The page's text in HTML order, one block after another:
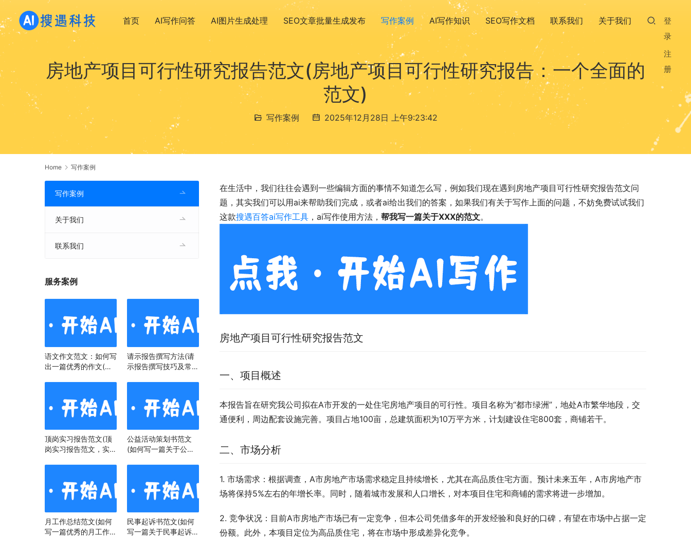
首页 AI写作问答 AI图片生成处理 SEO文章批量生成发布 写作案例 AI写作知识 SEO写作文档 联系我们 关于我们
登
录
注
册
房地产项目可行性研究报告范文(房地产项目可行性研究报告：一个全面的
范文)
写作案例 2025年12月28日 上午9:23:42
Home 写作案例
在生活中，我们往往会遇到一些编辑方面的事情不知道怎么写，例如我们现在遇到房地产项目可行性研究报告范文问
题，其实我们可以用ai来帮助我们完成，或者ai给出我们的答案，如果我们有关于写作上面的问题，不妨免费试试我们
这款搜遇百答ai写作工具 ，ai写作使用方法， 帮我写一篇关于XXX的范文。
房地产项目可行性研究报告范文
一、项目概述
本报告旨在研究我公司拟在A市开发的一处住宅房地产项目的可行性。项目名称为“都市绿洲”，地处A市繁华地段，交
通便利，周边配套设施完善。项目占地100亩，总建筑面积为10万平方米，计划建设住宅800套，商铺若干。
二、市场分析
1. 市场需求：根据调查，A市房地产市场需求稳定且持续增长，尤其在高品质住宅方面。预计未来五年，A市房地产市
场将保持5%左右的年增长率。同时，随着城市发展和人口增长，对本项目住宅和商铺的需求将进一步增加。
2. 竞争状况：目前A市房地产市场已有一定竞争，但本公司凭借多年的开发经验和良好的口碑，有望在市场中占据一定
份额。此外，本项目定位为高品质住宅，将在市场中形成差异化竞争。
写作案例
关于我们
联系我们
服务案例
语文作文范文：如何写
出一篇优秀的作文(语
请示报告撰写方法(请
示报告撰写技巧及常见
顶岗实习报告范文(顶
岗实习报告范文，实习
公益活动策划书范文
(如何写一篇关于公益
月工作总结范文(如何
写一篇优秀的月工作总
民事起诉书范文(如何
写一篇关于民事起诉书